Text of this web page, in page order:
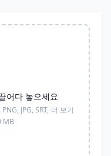
어다 놓으세요
JPG, SRT, 더 보기
MB